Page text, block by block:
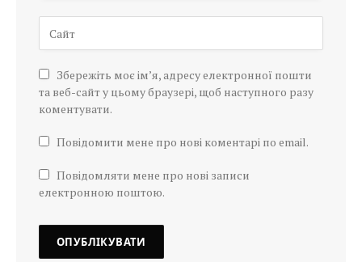
Збережіть моє ім’я, адресу електронної пошти
та веб-сайт у цьому браузері, щоб наступного разу
коментувати.
Повідомити мене про нові коментарі по email.
Повідомляти мене про нові записи
електронною поштою.